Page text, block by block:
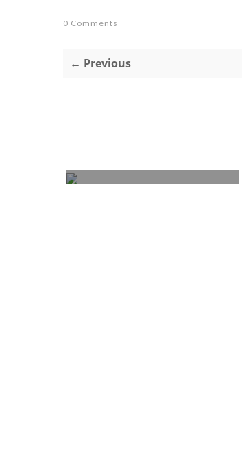
0 Comments
← Previous